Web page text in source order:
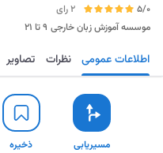
5/0
2 رای
موسسه آموزش زبان خارجی ۹ تا ۲۱
مسیریابی ذخیره اطلاعات عمومی نظرات تصاویر
مسیریابی ذخیره